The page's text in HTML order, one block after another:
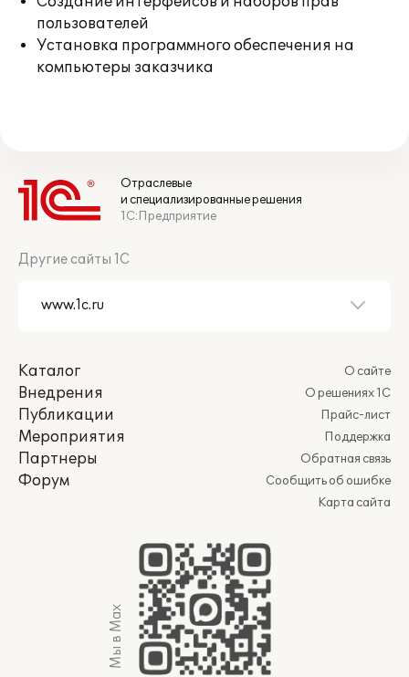
пользователей
Установка программного обеспечения на
компьютеры заказчика
Отраслевые
и специализированные решения
1С:Предприятие
Другие сайты 1С
Каталог
Внедрения
Публикации
Мероприятия
Партнеры
Форум
О сайте
О решениях 1С
Прайс-лист
Поддержка
Обратная связь
Сообщить об ошибке
Карта сайта
Мы в Max